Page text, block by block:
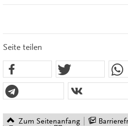
Seite teilen
Zum Seitenanfang